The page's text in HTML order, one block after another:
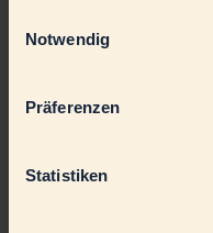
Notwendig
Präferenzen
Statistiken
Artikel